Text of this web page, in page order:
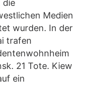
die
Medien
wurden. In der
trafen
21 Tote. Kiew
ein